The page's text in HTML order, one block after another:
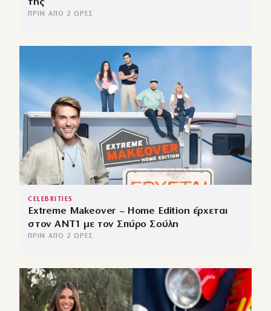
ΠΡΙΝ ΑΠΌ 2 ΏΡΕΣ
CELEBRITIES
Extreme Makeover – Home Edition έρχεται
στον ANT1 με τον Σπύρο Σούλη
ΠΡΙΝ ΑΠΌ 2 ΏΡΕΣ